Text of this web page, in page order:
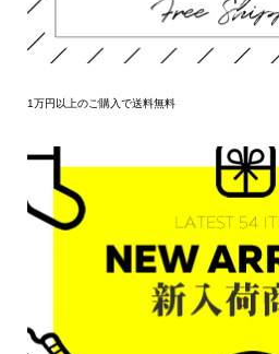
1万円以上のご購入で送料無料